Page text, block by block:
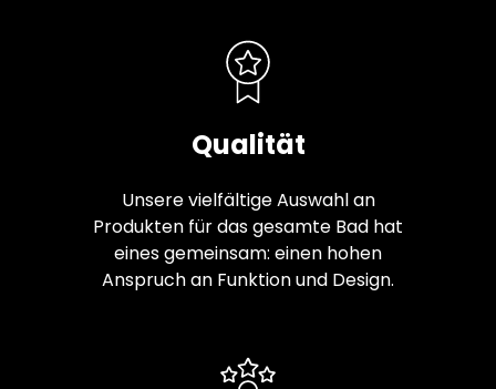
Qualität
Unsere vielfältige Auswahl an
Produkten für das gesamte Bad hat
eines gemeinsam: einen hohen
Anspruch an Funktion und Design.